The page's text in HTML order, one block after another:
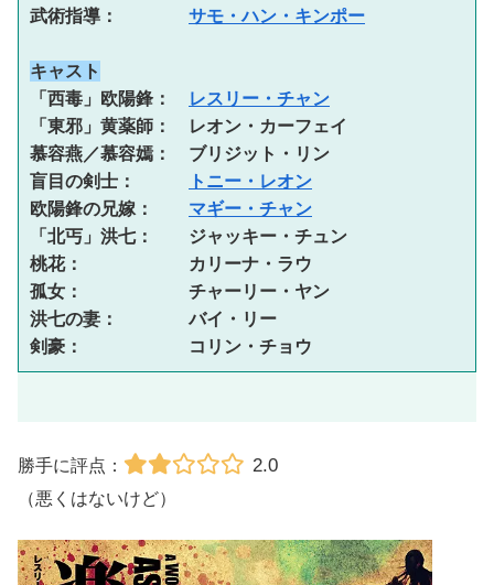
武術指導： サモ・ハン・キンポー
キャスト
「西毒」欧陽鋒：
レスリー・チャン
「東邪」黄薬師：　レオン・カーフェイ
慕容燕／慕容嫣：　ブリジット・リン
盲目の剣士：
トニー・レオン
欧陽鋒の兄嫁： マギー・チャン
「北丐」洪七：　　ジャッキー・チュン
桃花：　　　　　　カリーナ・ラウ
孤女：　　　　　　チャーリー・ヤン
洪七の妻：　　　　バイ・リー
剣豪：　　　　　　コリン・チョウ
勝手に評点： 2.0
（悪くはないけど）